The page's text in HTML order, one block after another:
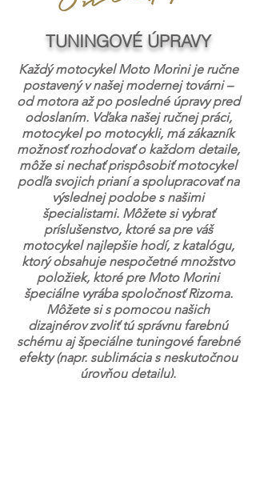
TUNINGOVÉ ÚPRAVY
Každý motocykel Moto Morini je ručne
postavený v našej modernej továrni –
od motora až po posledné úpravy pred
odoslaním. Vďaka našej ručnej práci,
motocykel po motocykli, má zákazník
možnosť rozhodovať o každom detaile,
môže si nechať prispôsobiť motocykel
podľa svojich prianí a spolupracovať na
výslednej podobe s našimi
špecialistami. Môžete si vybrať
príslušenstvo, ktoré sa pre váš
motocykel najlepšie hodí, z katalógu,
ktorý obsahuje nespočetné množstvo
položiek, ktoré pre Moto Morini
špeciálne vyrába spoločnosť Rizoma.
Môžete si s pomocou našich
dizajnérov zvoliť tú správnu farebnú
schému aj špeciálne tuningové farebné
efekty (napr. sublimácia s neskutočnou
úrovňou detailu).